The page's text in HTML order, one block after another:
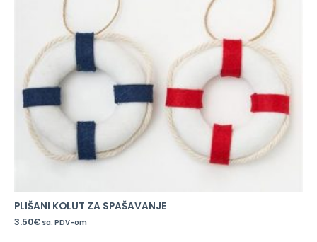
PLIŠANI KOLUT ZA SPAŠAVANJE
3.50€ sa. PDV-om